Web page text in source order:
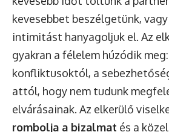
kevesebbet beszélgetünk,
intimitást hanyagoljuk el. Az
gyakran a félelem húzódik
konfliktusoktól, a
attól, hogy nem tudunk
elvárásainak. Az elkerülő
rombolja a bizalmat és a